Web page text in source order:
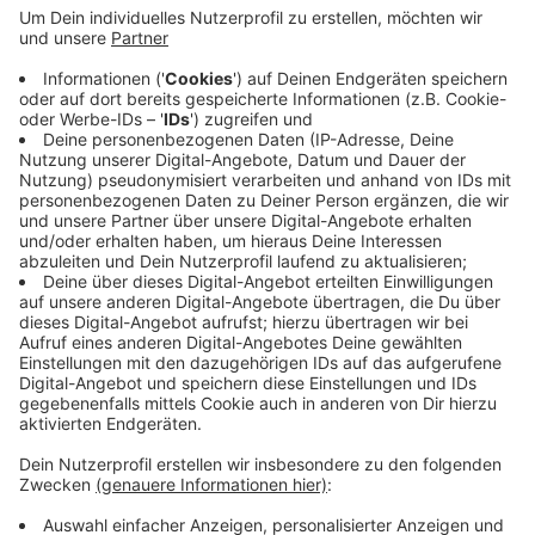
Veröffentlicht:Montag, 18.05.2026 17:34
Anzeige
Das Unternehmen "DeinFach" hat am Baumschulenweg
beim Raiffeisenmarkt einen anbieteroffenen
Paketautomaten in Betrieb genommen. Mit 80
Fächern. Aktuell sind DHL und UPS als Services
integriert - weitere Anbieter sollen folgen.
Anzeige
Anzeige